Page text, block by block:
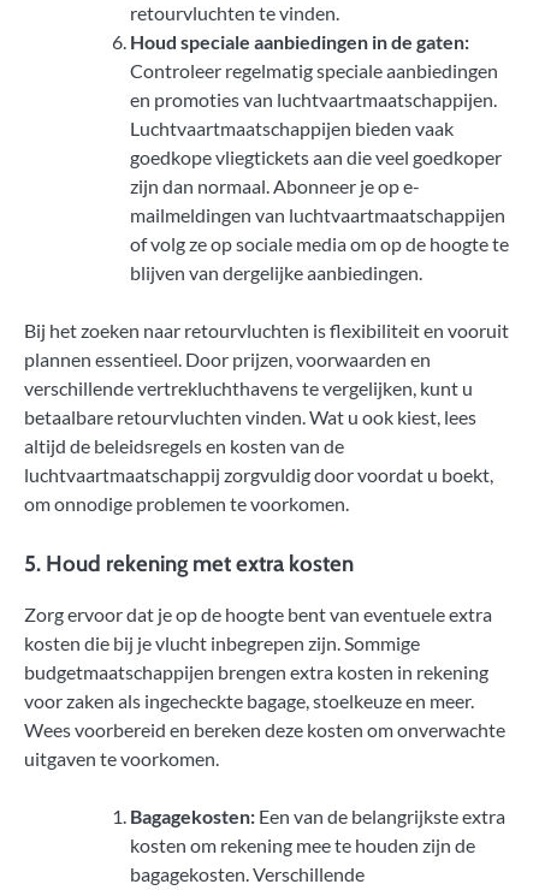
retourvluchten te vinden.
Houd speciale aanbiedingen in de gaten:
Controleer regelmatig speciale aanbiedingen
en promoties van luchtvaartmaatschappijen.
Luchtvaartmaatschappijen bieden vaak
goedkope vliegtickets aan die veel goedkoper
zijn dan normaal. Abonneer je op e-
mailmeldingen van luchtvaartmaatschappijen
of volg ze op sociale media om op de hoogte te
blijven van dergelijke aanbiedingen.
Bij het zoeken naar retourvluchten is flexibiliteit en vooruit
plannen essentieel. Door prijzen, voorwaarden en
verschillende vertrekluchthavens te vergelijken, kunt u
betaalbare retourvluchten vinden. Wat u ook kiest, lees
altijd de beleidsregels en kosten van de
luchtvaartmaatschappij zorgvuldig door voordat u boekt,
om onnodige problemen te voorkomen.
5. Houd rekening met extra kosten
Zorg ervoor dat je op de hoogte bent van eventuele extra
kosten die bij je vlucht inbegrepen zijn. Sommige
budgetmaatschappijen brengen extra kosten in rekening
voor zaken als ingecheckte bagage, stoelkeuze en meer.
Wees voorbereid en bereken deze kosten om onverwachte
uitgaven te voorkomen.
Bagagekosten: Een van de belangrijkste extra
kosten om rekening mee te houden zijn de
bagagekosten. Verschillende